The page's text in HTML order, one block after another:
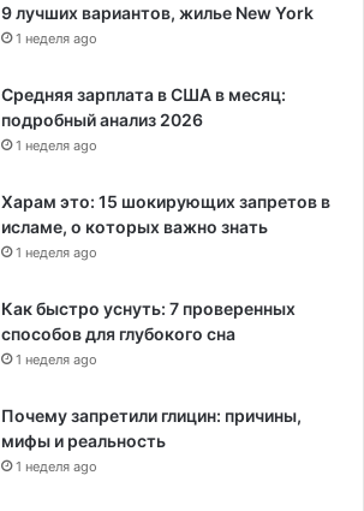
9 лучших вариантов, жилье New York
1 неделя ago
Средняя зарплата в США в месяц:
подробный анализ 2026
1 неделя ago
Харам это: 15 шокирующих запретов в
исламе, о которых важно знать
1 неделя ago
Как быстро уснуть: 7 проверенных
способов для глубокого сна
1 неделя ago
Почему запретили глицин: причины,
мифы и реальность
1 неделя ago